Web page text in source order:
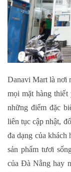
Danavi Mart là nơi
mọi mặt hàng
những điểm đặc
liên tục cập nhật,
đa dạng của khách
sản phẩm tươi
của Đà Nẵng hay